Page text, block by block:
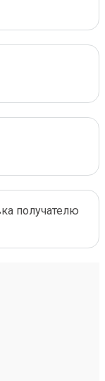
получателю